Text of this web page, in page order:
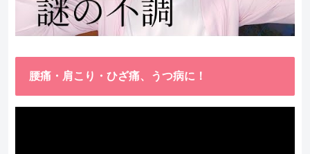
腰痛・肩こり・ひざ痛、うつ病に！